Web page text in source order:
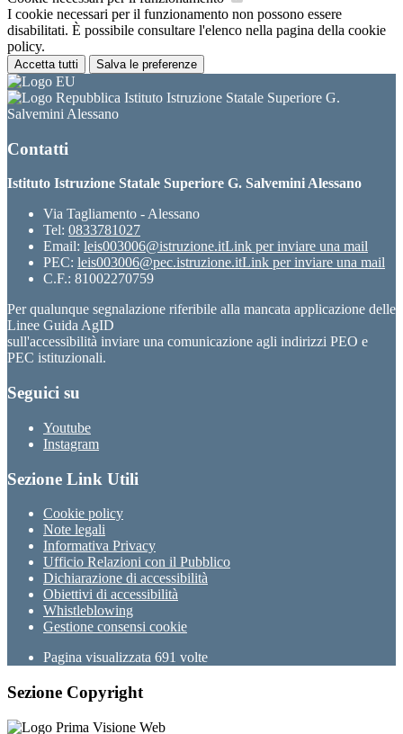
I cookie necessari per il funzionamento non possono essere
disabilitati. È possibile consultare l'elenco nella pagina della cookie
policy.
Accetta tutti Salva le preferenze
Istituto Istruzione Statale Superiore G.
Salvemini Alessano
Contatti
Istituto Istruzione Statale Superiore G. Salvemini Alessano
Via Tagliamento - Alessano
Tel: 0833781027
Email: leis003006@istruzione.itLink per inviare una mail
PEC: leis003006@pec.istruzione.itLink per inviare una mail
C.F.: 81002270759
Per qualunque segnalazione riferibile alla mancata applicazione delle
Linee Guida AgID
sull'accessibilità inviare una comunicazione agli indirizzi PEO e
PEC istituzionali.
Seguici su
Youtube
Instagram
Sezione Link Utili
Cookie policy
Note legali
Informativa Privacy
Ufficio Relazioni con il Pubblico
Dichiarazione di accessibilità
Obiettivi di accessibilità
Whistleblowing
Gestione consensi cookie
Pagina visualizzata 691 volte
Sezione Copyright